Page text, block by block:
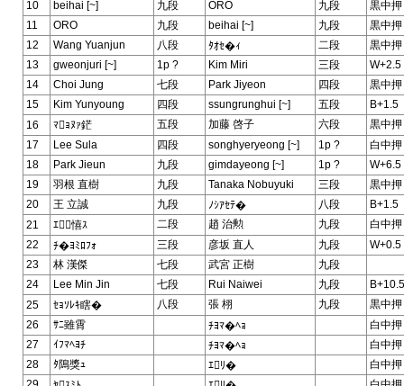
10
beihai [~] 九段 ORO 九段
黒中
11
ORO 九段 beihai [~] 九段
黒中
12
Wang Yuanjun 八段 ﾀｵｾ�ｨ 二段
黒中
13
gweonjuri [~] 1p ? Kim Miri 三段
W+2.5
14
Choi Jung 七段 Park Jiyeon 四段
黒中
15
Kim Yunyoung 四段 ssungrunghui [~] 五段
B+1.5
16
ﾏｮﾇｧ鋩 五段 加藤 啓子 六段
黒中
17
Lee Sula 四段 songhyeryeong [~] 1p ?
白中
18
Park Jieun 九段 gimdayeong [~] 1p ?
W+6.5
19
羽根 直樹 九段 Tanaka Nobuyuki 三段
黒中
20
王 立誠 九段 ﾉｼｱｾﾃ� 八段
B+1.5
21
ｴ憘ｽ 二段 趙 治勲 九段
白中
22
ﾁ�ﾖﾐﾛﾌｫ 三段 彦坂 直人 九段
W+0.5
23
林 漢傑 七段 武宮 正樹
九段
24
Lee Min Jin 七段 Rui Naiwei 九段
B+10.5
25
ｾｮｿﾚｷ瞎� 八段 張 栩 九段
黒中
26
ｻﾆ雖霄 ﾁﾖﾏ�ﾍｮ
白中
27
ｲﾌﾏﾍﾖﾁ ﾁﾖﾏ�ﾍｮ
白中
28
ﾀ隝獎ｭ ｴﾘ�
白中